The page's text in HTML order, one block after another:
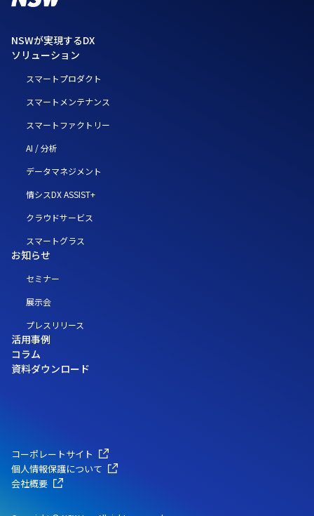
NSWが実現するDX
ソリューション
スマートプロダクト
スマートメンテナンス
スマートファクトリー
AI / 分析
データマネジメント
情シスDX ASSIST+
クラウドサービス
スマートグラス
お知らせ
セミナー
展示会
プレスリリース
活用事例
コラム
資料ダウンロード
コーポレートサイト
個人情報保護について
会社概要